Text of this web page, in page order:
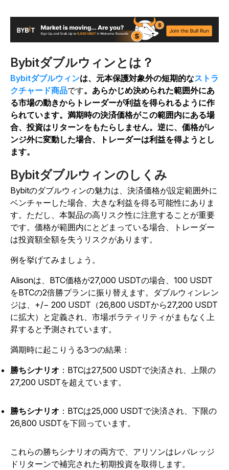
Bybitダブルウィンとは？
Bybitダブルウィンは、元本保護対象外の短期的なストラ
クチャード商品です。あらかじめ決められた範囲外にあ
る市場の動きからトレーダーが利益を得られるように作
られています。満期時の決済価格がこの範囲内にある場
合、投資はリターンをもたらしません。逆に、価格がレ
ンジ外に変動した場合、トレーダーは利益を得ようとし
ます。
Bybitダブルウィンのしくみ
Bybitのダブルウィンの魅力は、決済価格が設定範囲外に
ベンチャーした場合、大きな利益を得る可能性にありま
す。ただし、本製品の高リスク性に注意することが重要
です。価格が範囲内にとどまっている場合、トレーダー
は投資額全額を失うリスクがあります。
例を挙げてみましょう。
Alisonは、BTC価格が27,000 USDTの場合、100 USDT
をBTCの2倍勝プランに振り替えます。ダブルウィンレン
ジは、+/− 200 USDT（26,800 USDTから27,200 USDT
に拡大）と定義され、市場ボラティリティがまもなく上
昇すると予測されています。
満期時に起こりうる3つの結果：
勝ちシナリオ ：BTCは27,500 USDTで決済され、上限の
27,200 USDTを超えています。
勝ちシナリオ ：BTCは25,000 USDTで決済され、下限の
26,800 USDTを下回っています。
これらの勝ちシナリオの両方で、アリソンはレバレッジ
ドリターンで補完された初期投資を取得します。